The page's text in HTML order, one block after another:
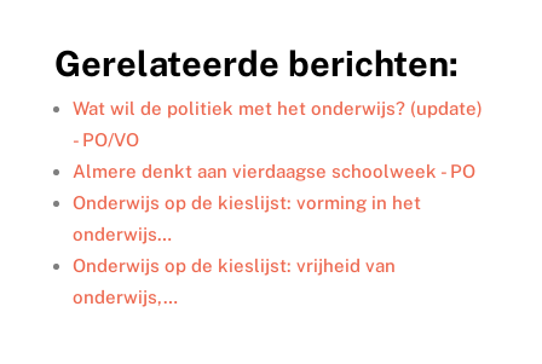
e
d
I
n
b
o
o
k
t
e
r
l
n
Gerelateerde berichten:
Wat wil de politiek met het onderwijs? (update)
- PO/VO
Almere denkt aan vierdaagse schoolweek - PO
Onderwijs op de kieslijst: vorming in het
onderwijs…
Onderwijs op de kieslijst: vrijheid van
onderwijs,…